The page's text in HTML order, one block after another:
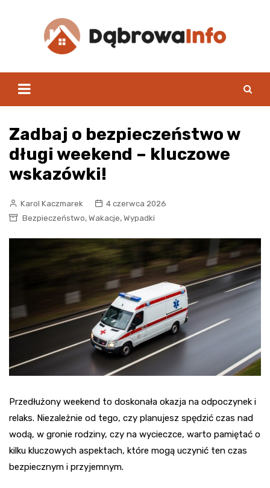
Zadbaj o bezpieczeństwo w
długi weekend – kluczowe
wskazówki!
Karol Kaczmarek
4 czerwca 2026
Bezpieczeństwo, Wakacje, Wypadki
Przedłużony weekend to doskonała okazja na odpoczynek i
relaks. Niezależnie od tego, czy planujesz spędzić czas nad
wodą, w gronie rodziny, czy na wycieczce, warto pamiętać o
kilku kluczowych aspektach, które mogą uczynić ten czas
bezpiecznym i przyjemnym.